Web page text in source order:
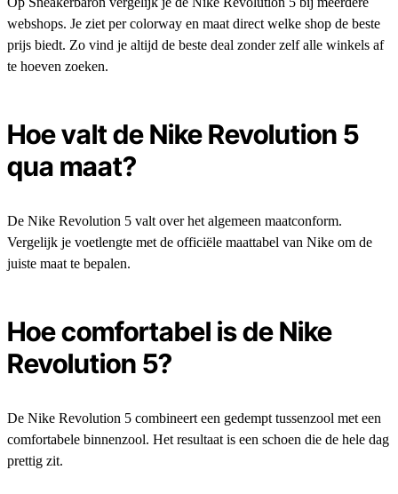
webshops. Je ziet per colorway en maat direct welke shop de beste
prijs biedt. Zo vind je altijd de beste deal zonder zelf alle winkels af
te hoeven zoeken.
Hoe valt de Nike Revolution 5
qua maat?
De Nike Revolution 5 valt over het algemeen maatconform.
Vergelijk je voetlengte met de officiële maattabel van Nike om de
juiste maat te bepalen.
Hoe comfortabel is de Nike
Revolution 5?
De Nike Revolution 5 combineert een gedempt tussenzool met een
comfortabele binnenzool. Het resultaat is een schoen die de hele dag
prettig zit.